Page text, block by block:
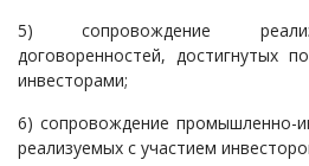
5) сопровождение
договоренностей, достигнутых
инвесторами;
6) сопровождение промышленно-
реализуемых с участием